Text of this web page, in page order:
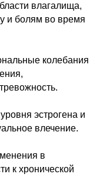
влагалища,
и болям во время
колебания
эстрогена и
влечение.
в
к хронической